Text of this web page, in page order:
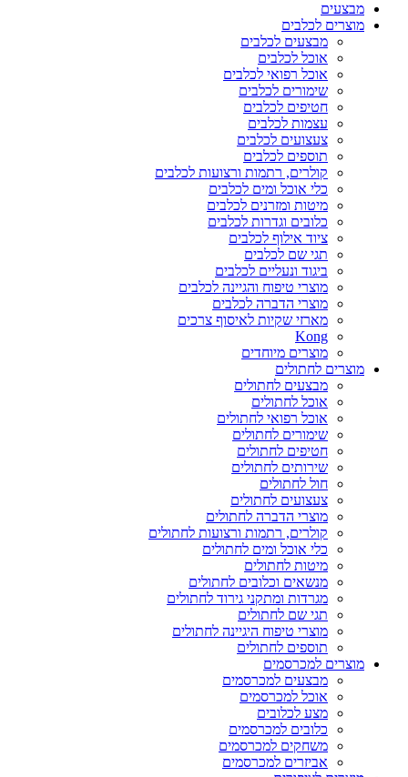
מבצעים
מוצרים לכלבים
מבצעים לכלבים
אוכל לכלבים
אוכל רפואי לכלבים
שימורים לכלבים
חטיפים לכלבים
עצמות לכלבים
צעצועים לכלבים
תוספים לכלבים
קולרים, רתמות ורצועות לכלבים
כלי אוכל ומים לכלבים
מיטות ומזרנים לכלבים
כלובים וגדרות לכלבים
ציוד אילוף לכלבים
תגי שם לכלבים
ביגוד ונעליים לכלבים
מוצרי טיפוח והגיינה לכלבים
מוצרי הדברה לכלבים
מארזי שקיות לאיסוף צרכים
Kong
מוצרים מיוחדים
מוצרים לחתולים
מבצעים לחתולים
אוכל לחתולים
אוכל רפואי לחתולים
שימורים לחתולים
חטיפים לחתולים
שירותים לחתולים
חול לחתולים
צעצועים לחתולים
מוצרי הדברה לחתולים
קולרים, רתמות ורצועות לחתולים
כלי אוכל ומים לחתולים
מיטות לחתולים
מנשאים וכלובים לחתולים
מגרדות ומתקני גירוד לחתולים
תגי שם לחתולים
מוצרי טיפוח היגיינה לחתולים
תוספים לחתולים
מוצרים למכרסמים
מבצעים למכרסמים
אוכל למכרסמים
מצע לכלובים
כלובים למכרסמים
משחקים למכרסמים
אביזרים למכרסמים